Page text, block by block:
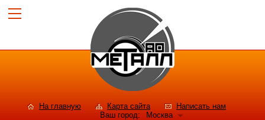
На главную Карта сайта
Написать нам
Ваш город:
Москва